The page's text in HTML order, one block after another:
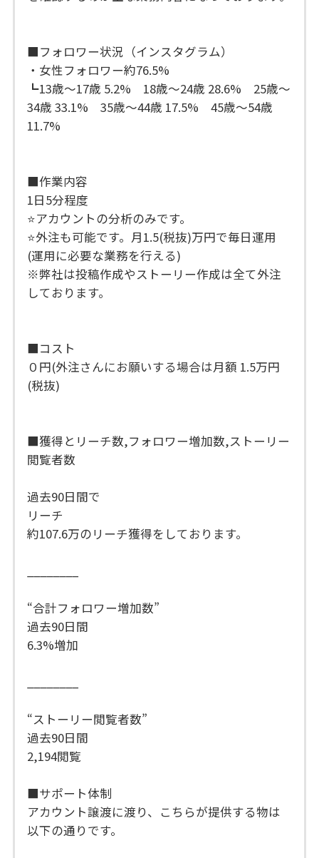
■フォロワー状況（インスタグラム）
・女性フォロワー約76.5%
┗13歳〜17歳 5.2% 18歳〜24歳 28.6% 25歳〜
34歳 33.1% 35歳〜44歳 17.5% 45歳〜54歳
11.7%
■作業内容
1日5分程度
⭐️アカウントの分析のみです。
⭐️外注も可能です。月1.5(税抜)万円で毎日運用
(運用に必要な業務を行える)
※弊社は投稿作成やストーリー作成は全て外注
しております。
■コスト
０円(外注さんにお願いする場合は月額 1.5万円
(税抜)
■獲得とリーチ数,フォロワー増加数,ストーリー
閲覧者数
過去90日間で
リーチ
約107.6万のリーチ獲得をしております。
“合計フォロワー増加数”
過去90日間
6.3%増加
“ストーリー閲覧者数”
過去90日間
2,194閲覧
■サポート体制
アカウント譲渡に渡り、こちらが提供する物は
以下の通りです。